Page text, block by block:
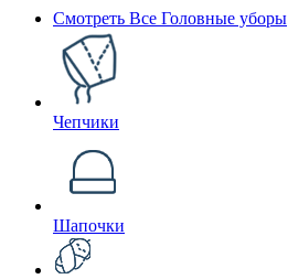
Смотреть Все Головные уборы
Чепчики
Шапочки